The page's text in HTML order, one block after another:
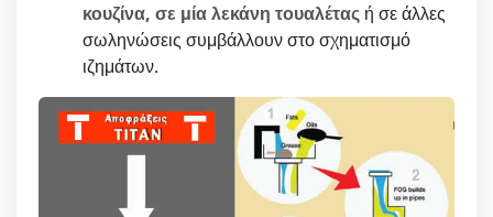
κουζίνα, σε μία λεκάνη τουαλέτας ή σε άλλες
σωληνώσεις συμβάλλουν στο σχηματισμό
ιζημάτων.